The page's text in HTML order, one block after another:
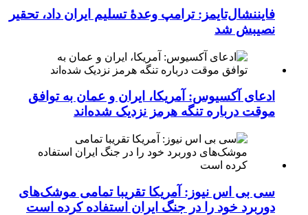
فایننشال‌تایمز: ترامپ وعدۀ تسلیم ایران داد، تحقیر
نصیبش شد
ادعای آکسیوس: آمریکا، ایران و عمان به توافق
موقت درباره تنگه هرمز نزدیک شده‌اند
سی بی اس نیوز: آمریکا تقریبا تمامی موشک‌های
دوربرد خود را در جنگ ایران استفاده کرده است